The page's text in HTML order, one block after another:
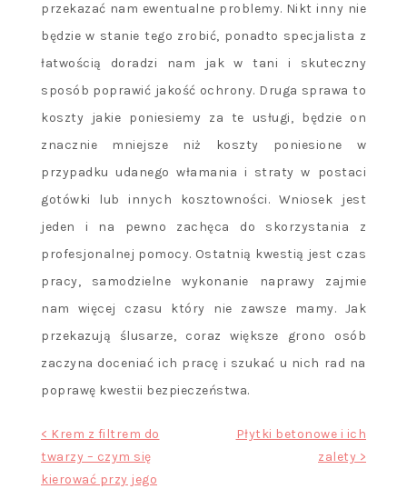
przekazać nam ewentualne problemy. Nikt inny nie
będzie w stanie tego zrobić, ponadto specjalista z
łatwością doradzi nam jak w tani i skuteczny
sposób poprawić jakość ochrony. Druga sprawa to
koszty jakie poniesiemy za te usługi, będzie on
znacznie mniejsze niż koszty poniesione w
przypadku udanego włamania i straty w postaci
gotówki lub innych kosztowności. Wniosek jest
jeden i na pewno zachęca do skorzystania z
profesjonalnej pomocy. Ostatnią kwestią jest czas
pracy, samodzielne wykonanie naprawy zajmie
nam więcej czasu który nie zawsze mamy. Jak
przekazują ślusarze, coraz większe grono osób
zaczyna doceniać ich pracę i szukać u nich rad na
poprawę kwestii bezpieczeństwa.
Nawigacja
wpisu
< Krem z filtrem do
twarzy – czym się
kierować przy jego
Płytki betonowe i ich
zalety >